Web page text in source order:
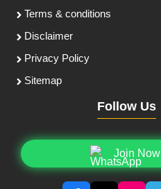
Terms & conditions
Disclaimer
Privacy Policy
Sitemap
Follow Us
Join Now